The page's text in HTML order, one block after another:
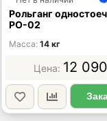
Рольганг
РО-02
Масса 14 кг
12 090